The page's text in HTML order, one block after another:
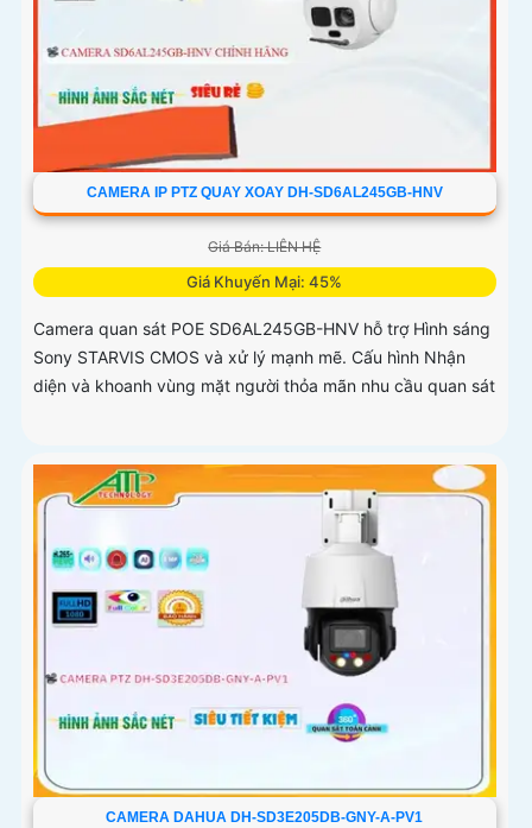
CAMERA IP PTZ QUAY XOAY DH-SD6AL245GB-HNV
Giá Bán: LIÊN HỆ
Giá Khuyến Mại: 45%
Camera quan sát POE SD6AL245GB-HNV hỗ trợ Hình sáng
Sony STARVIS CMOS và xử lý mạnh mẽ. Cấu hình Nhận
diện và khoanh vùng mặt người thỏa mãn nhu cầu quan sát
CAMERA DAHUA DH-SD3E205DB-GNY-A-PV1